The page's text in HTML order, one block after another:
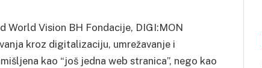
World Vision BH Fondacije, DIGI:MON
kroz digitalizaciju, umrežavanje i
kao “još jedna web stranica”, nego kao